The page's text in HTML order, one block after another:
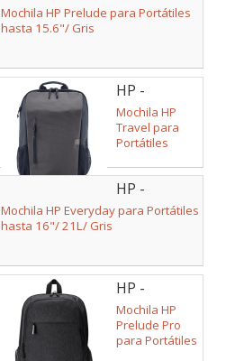
Mochila HP Prelude para Portátiles
hasta 15.6"/ Gris
HP -
6H2D9AA
Mochila HP
Travel para
Portátiles
18L/ Gris
HP -
A08KLUT
Mochila HP Everyday para Portátiles
hasta 16"/ 21L/ Gris
HP -
1X644AA
Mochila HP
Prelude Pro
para Portátiles